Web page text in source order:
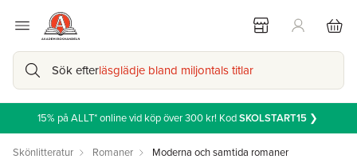
Sök efterläsglädje bland miljontals titlar
15% på ALLT* online vid köp över 300 kr! KodSKOLSTART15❯
Skönlitteratur Romaner Moderna och samtida romaner